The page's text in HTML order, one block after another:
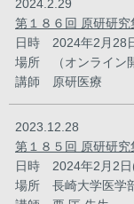
2024.2.29
第１８６回 原研研究
日時 2024年2月28
場所 （オンライン
講師 原研医療
2023.12.28
第１８５回 原研研
日時 2024年2月2
場所 長崎大学医学